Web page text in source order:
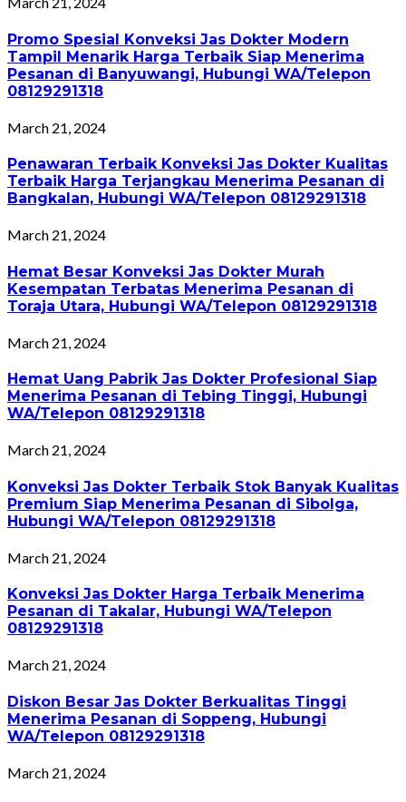
Promo Spesial Konveksi Jas Dokter Modern
Tampil Menarik Harga Terbaik Siap Menerima
Pesanan di Banyuwangi, Hubungi WA/Telepon
08129291318
March 21, 2024
Penawaran Terbaik Konveksi Jas Dokter Kualitas
Terbaik Harga Terjangkau Menerima Pesanan di
Bangkalan, Hubungi WA/Telepon 08129291318
March 21, 2024
Hemat Besar Konveksi Jas Dokter Murah
Kesempatan Terbatas Menerima Pesanan di
Toraja Utara, Hubungi WA/Telepon 08129291318
March 21, 2024
Hemat Uang Pabrik Jas Dokter Profesional Siap
Menerima Pesanan di Tebing Tinggi, Hubungi
WA/Telepon 08129291318
March 21, 2024
Konveksi Jas Dokter Terbaik Stok Banyak Kualitas
Premium Siap Menerima Pesanan di Sibolga,
Hubungi WA/Telepon 08129291318
March 21, 2024
Konveksi Jas Dokter Harga Terbaik Menerima
Pesanan di Takalar, Hubungi WA/Telepon
08129291318
March 21, 2024
Diskon Besar Jas Dokter Berkualitas Tinggi
Menerima Pesanan di Soppeng, Hubungi
WA/Telepon 08129291318
March 21, 2024